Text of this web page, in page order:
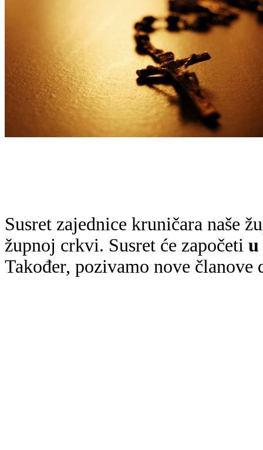
Susret zajednice kruničara naše
župnoj crkvi. Susret će započeti u
Također, pozivamo nove članove